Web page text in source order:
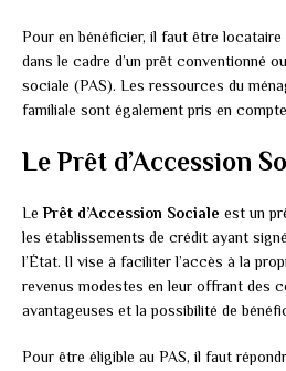
Pour en bénéficier, il faut être
dans le cadre d’un prêt conventionné
sociale (PAS). Les ressources du
familiale sont également pris en
Le Prêt d’Accession
LePrêt d’Accession Sociale est un
les établissements de crédit ayant
l’État. Il vise à faciliter l’accès à la
revenus modestes en leur offrant des
avantageuses et la possibilité de
Pour être éligible au PAS, il faut